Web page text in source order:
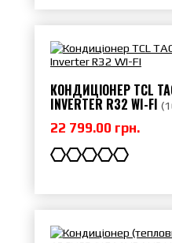
КОНДИЦІОНЕР TCL
INVERTER R32 WI-FI (
22 799.00 грн.